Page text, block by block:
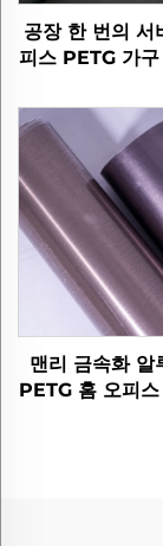
공장 한 번의 서
피스 PETG 가구
바닥 벽 패
맨리 금속화 알
PETG 홈 오피스